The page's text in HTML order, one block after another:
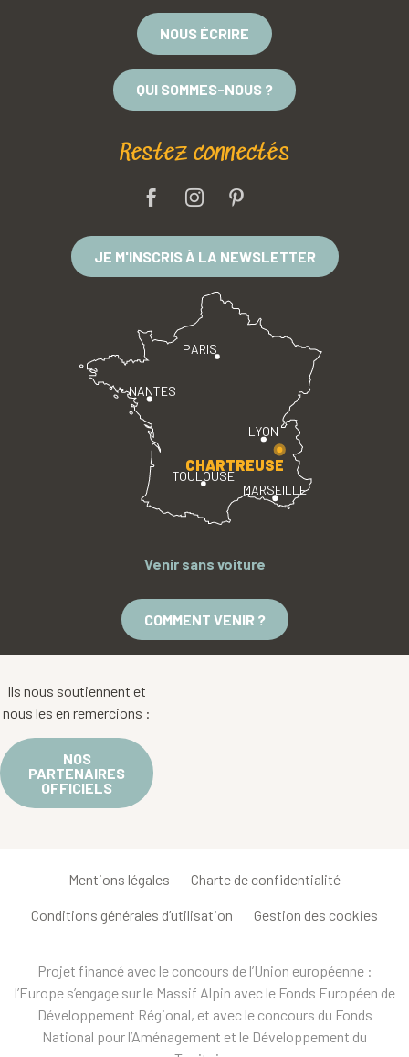
NOUS ÉCRIRE
QUI SOMMES-NOUS ?
Restez connectés
JE M'INSCRIS À LA NEWSLETTER
PARIS
LYON
TOULOUSE
MARSEILLE
NANTES
CHARTREUSE
Venir sans voiture
COMMENT VENIR ?
Ils nous soutiennent et
nous les en remercions :
NOS
PARTENAIRES
OFFICIELS
Mentions légales Charte de confidentialité
Conditions générales d’utilisation Gestion des cookies
Projet financé avec le concours de l’Union européenne :
l’Europe s’engage sur le Massif Alpin avec le Fonds Européen de
Développement Régional, et avec le concours du Fonds
National pour l’Aménagement et le Développement du